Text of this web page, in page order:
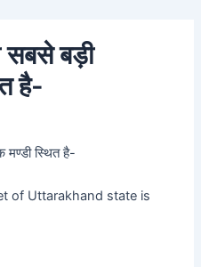
सबसे बड़ी
है-
मण्डी स्थित है-
of Uttarakhand state is